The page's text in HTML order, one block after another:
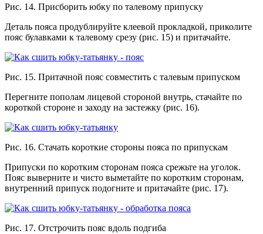
Рис. 14. Присборить юбку по талевому припуску
Деталь пояса продублируйте клеевой прокладкой, приколите
пояс булавками к талевому срезу (рис. 15) и притачайте.
Рис. 15. Притачной пояс совместить с талевым припуском
Перегните пополам лицевой стороной внутрь, стачайте по
короткой стороне и заходу на застежку (рис. 16).
Рис. 16. Стачать короткие стороны пояса по припускам
Припуски по коротким сторонам пояса срежьте на уголок.
Пояс выверните и чисто выметайте по коротким сторонам,
внутренний припуск подогните и притачайте (рис. 17).
Рис. 17. Отстрочить пояс вдоль подгиба